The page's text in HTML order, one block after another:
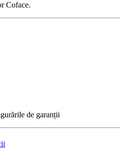
Coface.
de garanții